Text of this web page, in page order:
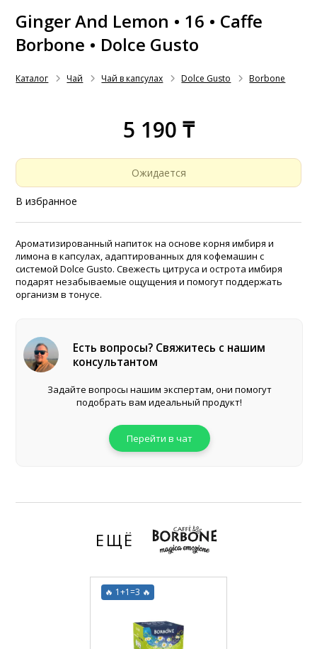
Ginger And Lemon • 16 • Caffe
Borbone • Dolce Gusto
Каталог Чай Чай в капсулах Dolce Gusto Borbone
5 190 ₸
Ожидается
В избранное
Ароматизированный напиток на основе корня имбиря и
лимона в капсулах, адаптированных для кофемашин с
системой Dolce Gusto. Свежесть цитруса и острота имбиря
подарят незабываемые ощущения и помогут поддержать
организм в тонусе.
Есть вопросы? Свяжитесь с нашим
консультантом
Задайте вопросы нашим экспертам, они помогут
подобрать вам идеальный продукт!
Перейти в чат
ЕЩЁ
🔥 1+1=3 🔥